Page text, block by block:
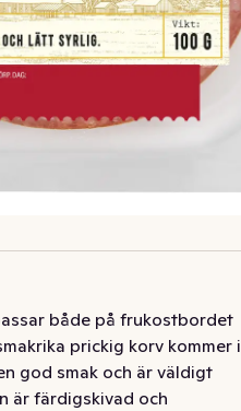
både på frukostbordet
prickig korv kommer i
god smak och är väldigt
är färdigskivad och